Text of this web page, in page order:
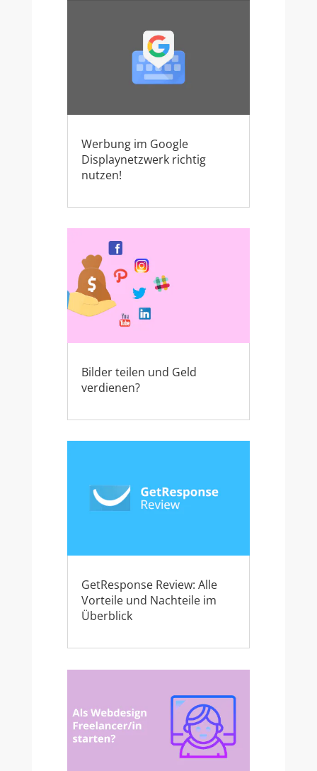
Werbung im Google
Displaynetzwerk richtig
nutzen!
Bilder teilen und Geld
verdienen?
GetResponse Review: Alle
Vorteile und Nachteile im
Überblick